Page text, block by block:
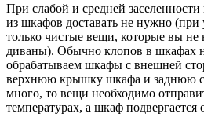
При слабой и средней
из шкафов доставать не нужно (при
только чистые вещи, которые вы не
диваны). Обычно клопов в шкафах
обрабатываем шкафы с внешней
верхнюю крышку шкафа и заднюю
много, то вещи необходимо
температурах, а шкаф подвергается